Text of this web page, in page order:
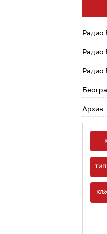
Радио
Радио
Радио
Архив
ТИП